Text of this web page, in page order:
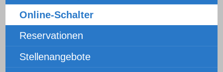
Online-Schalter
Reservationen
Stellenangebote